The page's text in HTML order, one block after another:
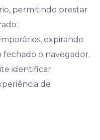
permitindo prestar
expirando
o navegador.
identificar
de